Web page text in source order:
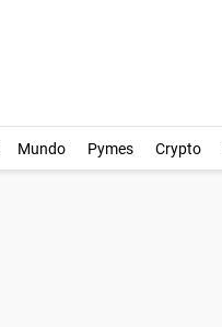
Mundo Pymes Crypto